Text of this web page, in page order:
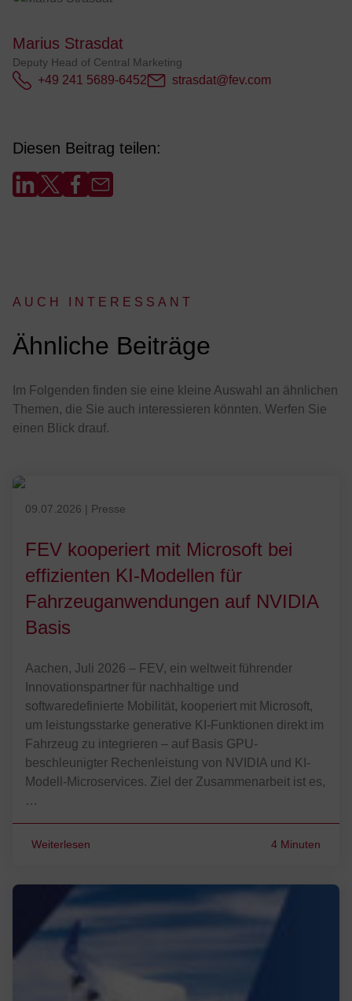
Marius Strasdat
Deputy Head of Central Marketing
+49 241 5689-6452 strasdat@fev.com
Diesen Beitrag teilen:
AUCH INTERESSANT
:
Ähnliche Beiträge
Im Folgenden finden sie eine kleine Auswahl an ähnlichen
Themen, die Sie auch interessieren könnten. Werfen Sie
einen Blick drauf.
Veröffentlicht am 09.07.2026
09.07.2026 | Presse
FEV kooperiert mit Microsoft bei
effizienten KI-Modellen für
Fahrzeuganwendungen auf NVIDIA
Basis
Aachen, Juli 2026 – FEV, ein weltweit führender
Innovationspartner für nachhaltige und
softwaredefinierte Mobilität, kooperiert mit Microsoft,
um leistungsstarke generative KI-Funktionen direkt im
Fahrzeug zu integrieren – auf Basis GPU-
beschleunigter Rechenleistung von NVIDIA und KI-
Modell-Microservices. Ziel der Zusammenarbeit ist es,
…
Weiterlesen 4 Minuten